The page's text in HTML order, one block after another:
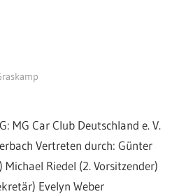
MG Car Club Deutschland e. V.
Vertreten durch: Günter
Riedel (2. Vorsitzender)
Evelyn Weber